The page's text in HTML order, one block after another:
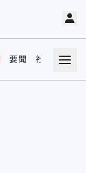
要聞 社會 娛樂